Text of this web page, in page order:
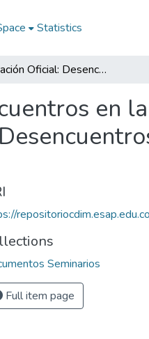
Statistics
Información Oficial: Desencuentros en la Provisión de un Bien Público 2005: Información Oficial: Desencuentros en la Provisión de un Bien Público 2005
en
Seminarios
Full item page